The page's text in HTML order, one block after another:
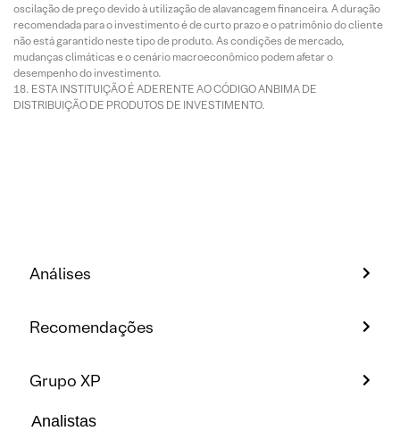
oscilação de preço devido à utilização de alavancagem financeira. A duração
recomendada para o investimento é de curto prazo e o patrimônio do cliente
não está garantido neste tipo de produto. As condições de mercado,
mudanças climáticas e o cenário macroeconômico podem afetar o
desempenho do investimento.
ESTA INSTITUIÇÃO É ADERENTE AO CÓDIGO ANBIMA DE
DISTRIBUIÇÃO DE PRODUTOS DE INVESTIMENTO.
Análises
Recomendações
Grupo XP
Analistas